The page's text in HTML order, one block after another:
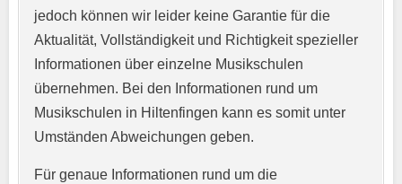
E-Mail-Adresse*
jedoch können wir leider keine Garantie für die
Aktualität, Vollständigkeit und Richtigkeit spezieller
Informationen über einzelne Musikschulen
übernehmen. Bei den Informationen rund um
Musikschulen in Hiltenfingen kann es somit unter
Umständen Abweichungen geben.
Für genaue Informationen rund um die